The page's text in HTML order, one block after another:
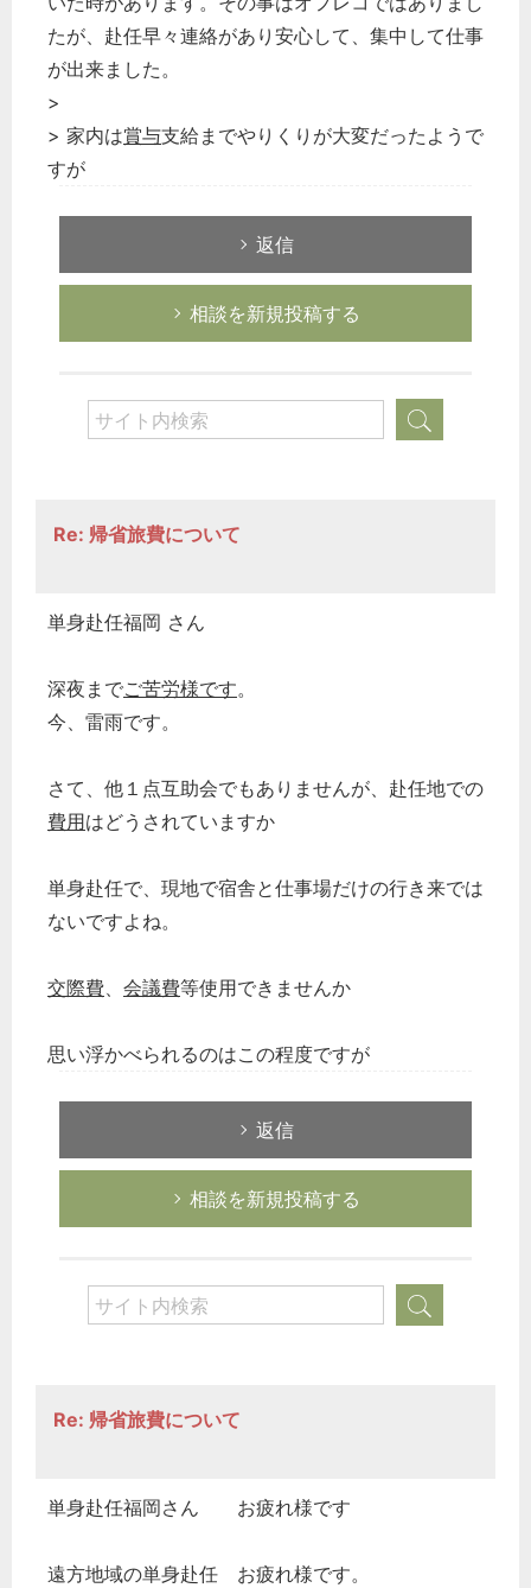
たが、赴任早々連絡があり安心して、集中して仕事
が出来ました。
>
> 家内は賞与支給までやりくりが大変だったようで
すが
返信
相談を新規投稿する
Re: 帰省旅費について
単身赴任福岡 さん
深夜までご苦労様です。
今、雷雨です。
さて、他１点互助会でもありませんが、赴任地での
費用はどうされていますか
単身赴任で、現地で宿舎と仕事場だけの行き来では
ないですよね。
交際費、 会議費等使用できませんか
思い浮かべられるのはこの程度ですが
返信
相談を新規投稿する
Re: 帰省旅費について
単身赴任福岡さん お疲れ様です
遠方地域の単身赴任 お疲れ様です。